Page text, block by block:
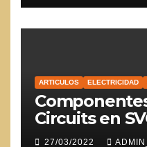
ARTICULOS ELECTRICIDAD
Circuits en
27/03/2022